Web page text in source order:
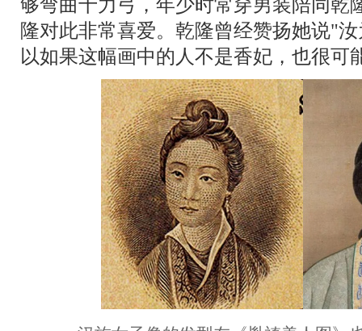
够弯曲十力弓，年少时常穿男装陪同乾
隆对此非常喜爱。乾隆曾经赞扬她说"
以如果这幅画中的人不是香妃，也很可